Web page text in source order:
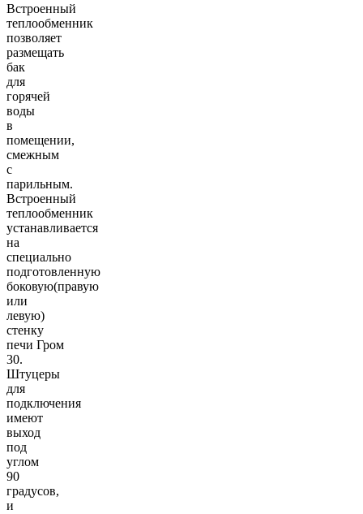
Встроенный
теплообменник
позволяет
размещать
бак
для
горячей
воды
в
помещении,
смежным
с
парильным.
Встроенный
теплообменник
устанавливается
на
специально
подготовленную
боковую(правую
или
левую)
стенку
печи Гром
30.
Штуцеры
для
подключения
имеют
выход
под
углом
90
градусов,
и